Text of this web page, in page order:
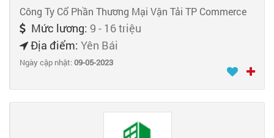
Công Ty Cổ Phần Thương Mại Vận Tải TP Commerce
Mức lương: 9 - 16 triệu
Địa điểm: Yên Bái
Ngày cập nhật:09-05-2023